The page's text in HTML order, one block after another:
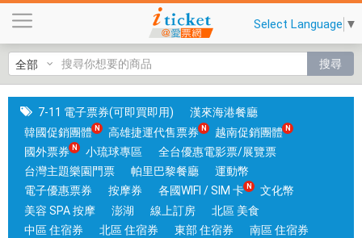
海
港
|
國
旅
卡
門
市
可
核
Select Language ▼
搜尋
7-11 電子票券(可即買即用)
漢來海港餐廳
韓國促銷團體
高雄捷運代售票券
越南促銷團體
國外票券
小琉球專區
全台優惠電影票/展覽票
台灣主題樂園門票
帕里巴黎餐廳
運動幣
電子優惠票券
按摩券 各國WIFI / SIM 卡
文化幣
美容 SPA 按摩
澎湖 線上訂房
北區 美食
中區 住宿券
北區 住宿券 東部 住宿券
南區 住宿券